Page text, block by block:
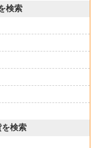
検索
を検索